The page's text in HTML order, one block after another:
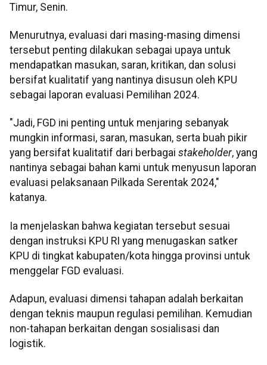
Timur, Senin.
Menurutnya, evaluasi dari masing-masing dimensi
tersebut penting dilakukan sebagai upaya untuk
mendapatkan masukan, saran, kritikan, dan solusi
bersifat kualitatif yang nantinya disusun oleh KPU
sebagai laporan evaluasi Pemilihan 2024.
"Jadi, FGD ini penting untuk menjaring sebanyak
mungkin informasi, saran, masukan, serta buah pikir
yang bersifat kualitatif dari berbagai stakeholder, yang
nantinya sebagai bahan kami untuk menyusun laporan
evaluasi pelaksanaan Pilkada Serentak 2024,"
katanya.
Ia menjelaskan bahwa kegiatan tersebut sesuai
dengan instruksi KPU RI yang menugaskan satker
KPU di tingkat kabupaten/kota hingga provinsi untuk
menggelar FGD evaluasi.
Adapun, evaluasi dimensi tahapan adalah berkaitan
dengan teknis maupun regulasi pemilihan. Kemudian
non-tahapan berkaitan dengan sosialisasi dan
logistik.